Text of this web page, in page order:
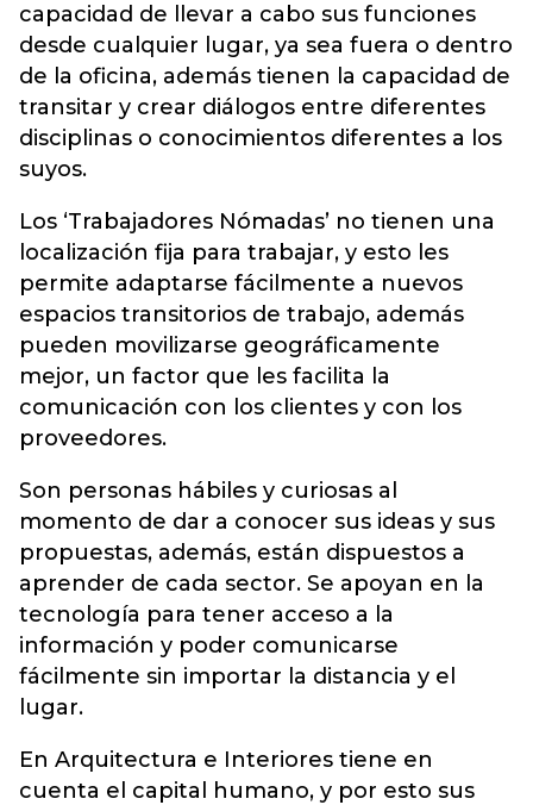
capacidad de llevar a cabo sus funciones
desde cualquier lugar, ya sea fuera o dentro
de la oficina, además tienen la capacidad de
transitar y crear diálogos entre diferentes
disciplinas o conocimientos diferentes a los
suyos.
Los ‘Trabajadores Nómadas’ no tienen una
localización fija para trabajar, y esto les
permite adaptarse fácilmente a nuevos
espacios transitorios de trabajo, además
pueden movilizarse geográficamente
mejor, un factor que les facilita la
comunicación con los clientes y con los
proveedores.
Son personas hábiles y curiosas al
momento de dar a conocer sus ideas y sus
propuestas, además, están dispuestos a
aprender de cada sector. Se apoyan en la
tecnología para tener acceso a la
información y poder comunicarse
fácilmente sin importar la distancia y el
lugar.
En Arquitectura e Interiores tiene en
cuenta el capital humano, y por esto sus